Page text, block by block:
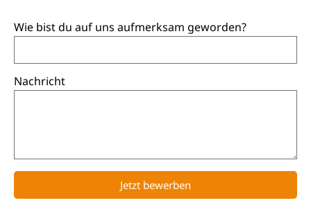
Wie bist du auf uns aufmerksam geworden?
Nachricht
Jetzt bewerben